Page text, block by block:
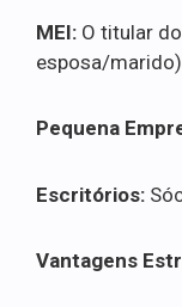
MEI: O titular
esposa/
Pequena
Escritórios:
Vantagens